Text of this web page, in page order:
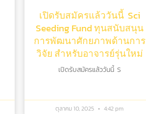
เปิดรับสมัครแล้ววันนี้ Sci
Seeding Fund ทุนสนับสนุน
การพัฒนาศักยภาพด้านการ
วิจัย สําหรับอาจารย์รุ่นใหม่
เปิดรับสมัครแล้ววันนี้ S
ตุลาคม 10, 2025 4:42 pm